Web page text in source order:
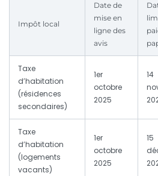
Impôt local
Date de
mise en
ligne des
avis
Taxe
d’habitation
(résidences
secondaires)
1er
octobre
2025
14
Taxe
d’habitation
(logements
vacants)
1er
octobre
2025
15